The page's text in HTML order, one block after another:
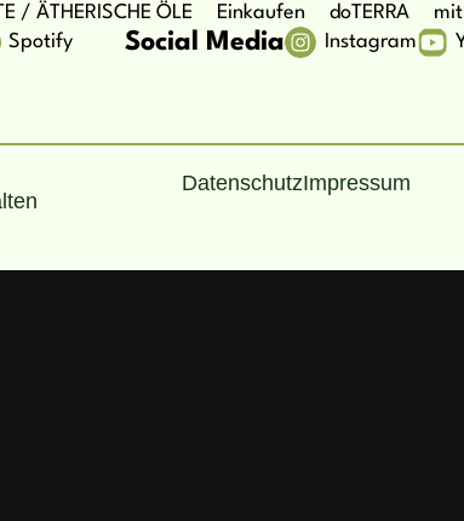
/ ÄTHERISCHE ÖLE Einkaufen doTERRA
Spotify Social Media Instagram
DatenschutzImpressum